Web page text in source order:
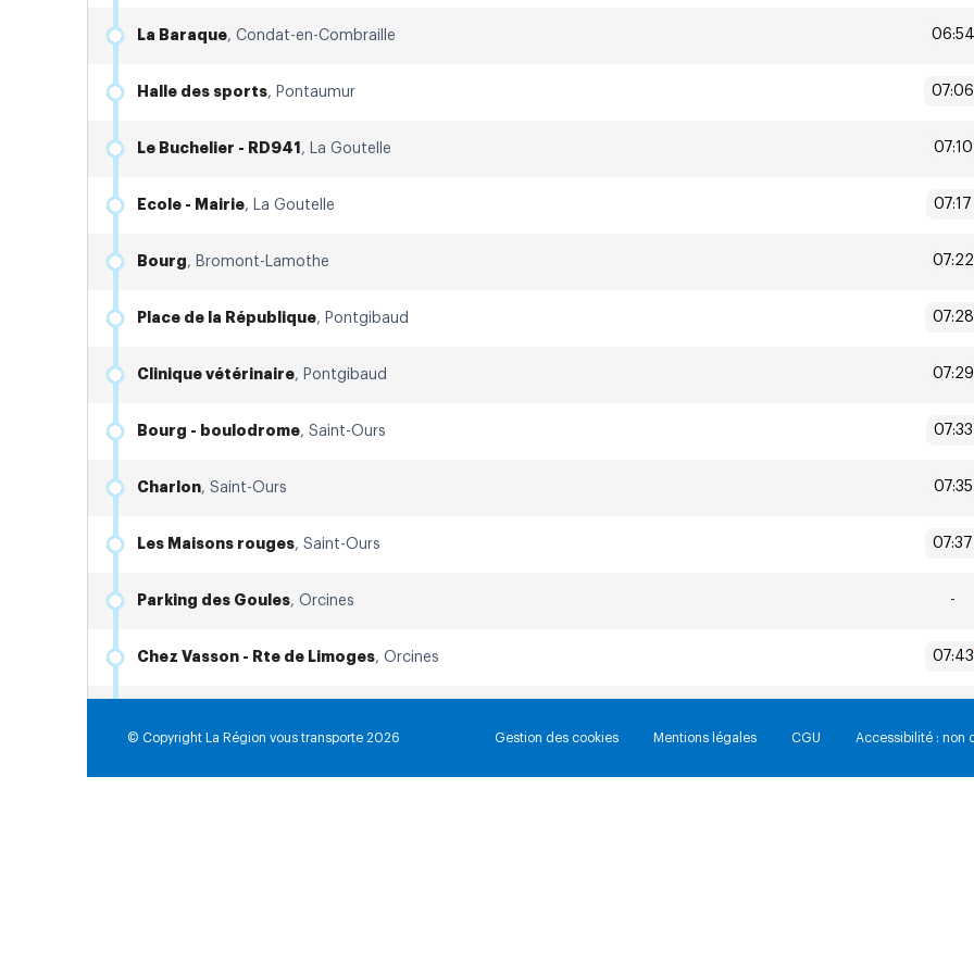
La Baraque, Condat-en-Combraille 06:54
Halle des sports, Pontaumur 07:06
Le Buchelier - RD941 , La Goutelle 07:10
Ecole - Mairie, La Goutelle 07:17
Bourg, Bromont-Lamothe 07:22
Place de la République, Pontgibaud 07:28
Clinique vétérinaire, Pontgibaud 07:29
Bourg - boulodrome, Saint-Ours 07:33
Charlon, Saint-Ours 07:35
Les Maisons rouges, Saint-Ours 07:37
Parking des Goules, Orcines -
Chez Vasson - Rte de Limoges, Orcines 07:43
© Copyright La Région vous transporte 2026 Gestion des cookies Mentions légales CGU Accessibilité : non